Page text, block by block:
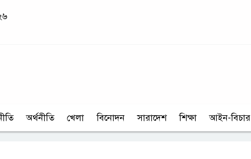
অর্থনীতি খেলা বিনোদন সারাদেশ শিক্ষা আইন-বিচার